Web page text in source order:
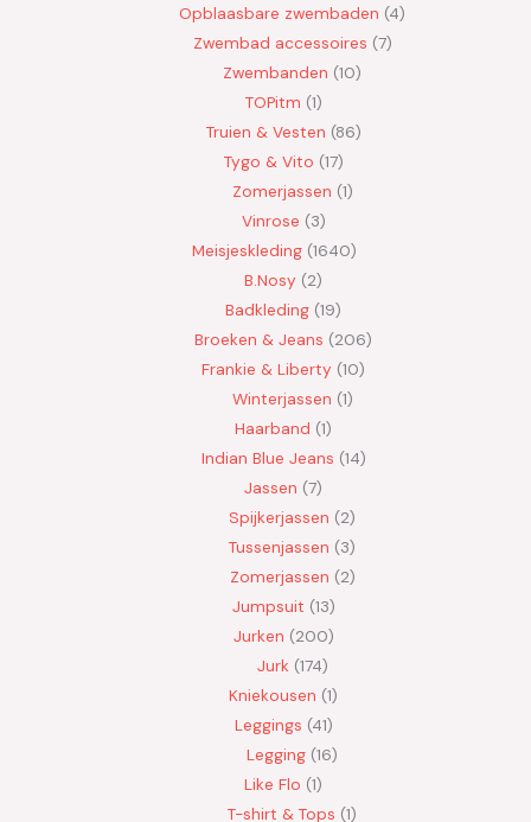
Opblaasbare zwembaden 4
Zwembad accessoires 7
Zwembanden 10
TOPitm 1
Truien & Vesten 86
Tygo & Vito 17
Zomerjassen 1
Vinrose 3
Meisjeskleding 1640
B.Nosy
2
Badkleding 19
Broeken & Jeans
206
Frankie & Liberty 10
Winterjassen 1
Haarband 1
Indian Blue Jeans 14
Jassen 7
Spijkerjassen
2
Tussenjassen
3
Zomerjassen 2
Jumpsuit 13
Jurken 200
Jurk 174
Kniekousen 1
Leggings 41
Legging 16
Like Flo 1
T-shirt & Tops 1